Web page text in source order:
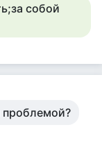
собой
проблемой?